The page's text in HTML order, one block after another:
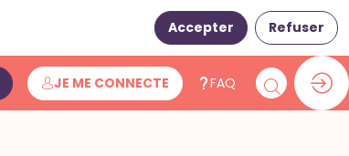
JE ME CONNECTE FAQ
Accepter Refuser